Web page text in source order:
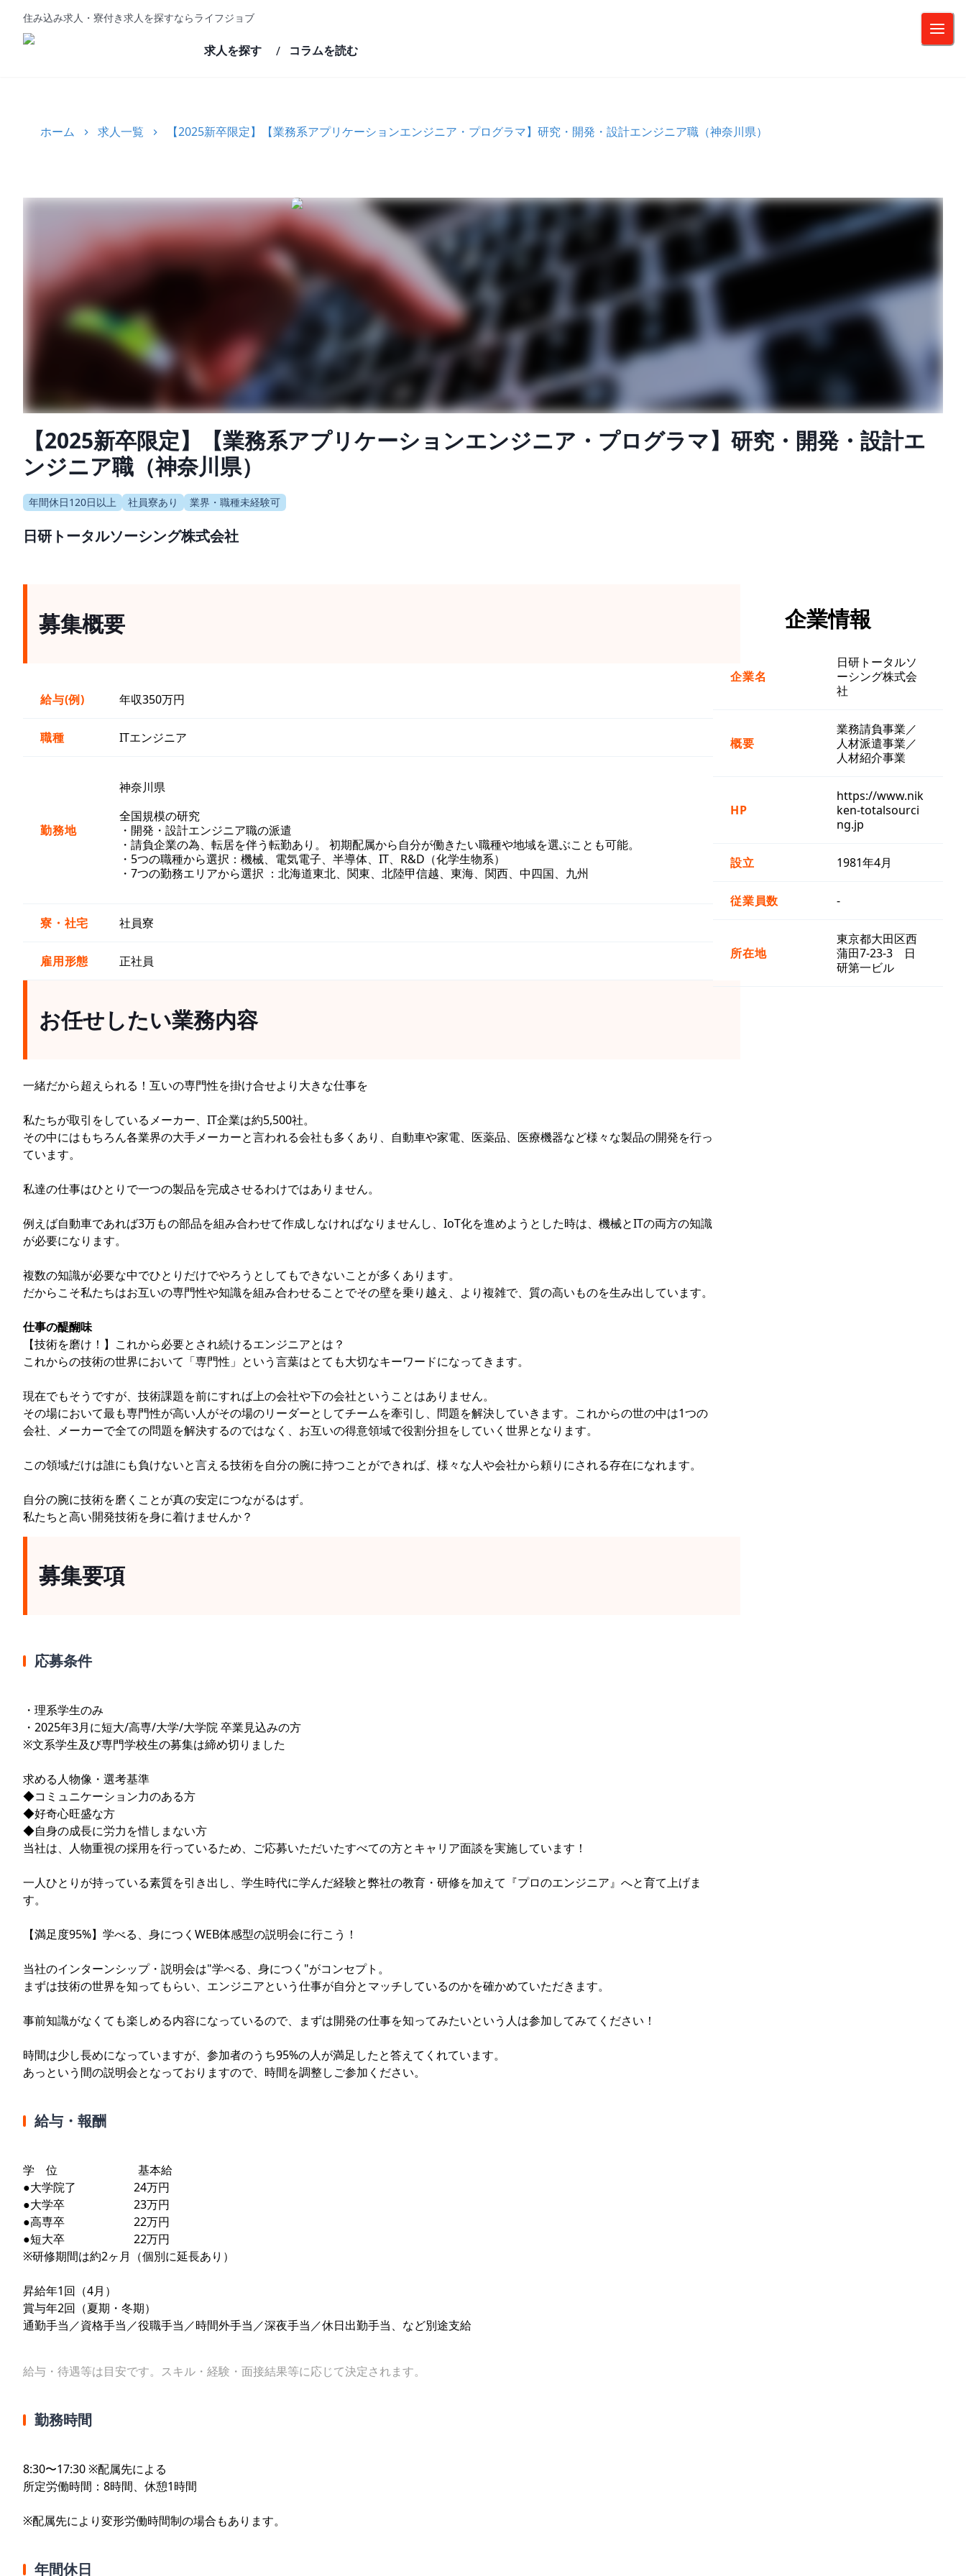
住み込み求人・寮付き求人を探すならライフジョブ
求人を探す / コラムを読む
ホーム 求人一覧 【2025新卒限定】【業務系アプリケーションエンジニア・プログラマ】研究・開発・設計エンジニア職（神奈川県）
【2025新卒限定】【業務系アプリケーションエンジニア・プログラマ】研究・開発・設計エ
ンジニア職（神奈川県）
年間休日120日以上 社員寮あり 業界・職種未経験可
日研トータルソーシング株式会社
募集概要
給与(例) 年収350万円
職種 ITエンジニア
勤務地
神奈川県
全国規模の研究
・開発・設計エンジニア職の派遣
・請負企業の為、転居を伴う転勤あり。 初期配属から自分が働きたい職種や地域を選ぶことも可能。
・5つの職種から選択：機械、電気電子、半導体、IT、R&D（化学生物系）
・7つの勤務エリアから選択 ：北海道東北、関東、北陸甲信越、東海、関西、中四国、九州
寮・社宅 社員寮
雇用形態 正社員
お任せしたい業務内容
一緒だから超えられる！互いの専門性を掛け合せより大きな仕事を
私たちが取引をしているメーカー、IT企業は約5,500社。
その中にはもちろん各業界の大手メーカーと言われる会社も多くあり、自動車や家電、医薬品、医療機器など様々な製品の開発を行っ
ています。
私達の仕事はひとりで一つの製品を完成させるわけではありません。
例えば自動車であれば3万もの部品を組み合わせて作成しなければなりませんし、IoT化を進めようとした時は、機械とITの両方の知識
が必要になります。
複数の知識が必要な中でひとりだけでやろうとしてもできないことが多くあります。
だからこそ私たちはお互いの専門性や知識を組み合わせることでその壁を乗り越え、より複雑で、質の高いものを生み出しています。
仕事の醍醐味
【技術を磨け！】これから必要とされ続けるエンジニアとは？
これからの技術の世界において「専門性」という言葉はとても大切なキーワードになってきます。
現在でもそうですが、技術課題を前にすれば上の会社や下の会社ということはありません。
その場において最も専門性が高い人がその場のリーダーとしてチームを牽引し、問題を解決していきます。これからの世の中は1つの
会社、メーカーで全ての問題を解決するのではなく、お互いの得意領域で役割分担をしていく世界となります。
この領域だけは誰にも負けないと言える技術を自分の腕に持つことができれば、様々な人や会社から頼りにされる存在になれます。
自分の腕に技術を磨くことが真の安定につながるはず。
私たちと高い開発技術を身に着けませんか？
募集要項
応募条件
・理系学生のみ
・2025年3月に短大/高専/大学/大学院 卒業見込みの方
※文系学生及び専門学校生の募集は締め切りました
求める人物像・選考基準
◆コミュニケーション力のある方
◆好奇心旺盛な方
◆自身の成長に労力を惜しまない方
当社は、人物重視の採用を行っているため、ご応募いただいたすべての方とキャリア面談を実施しています！
一人ひとりが持っている素質を引き出し、学生時代に学んだ経験と弊社の教育・研修を加えて『プロのエンジニア』へと育て上げま
す。
【満足度95%】学べる、身につくWEB体感型の説明会に行こう！
当社のインターンシップ・説明会は"学べる、身につく"がコンセプト。
まずは技術の世界を知ってもらい、エンジニアという仕事が自分とマッチしているのかを確かめていただきます。
事前知識がなくても楽しめる内容になっているので、まずは開発の仕事を知ってみたいという人は参加してみてください！
時間は少し長めになっていますが、参加者のうち95%の人が満足したと答えてくれています。
あっという間の説明会となっておりますので、時間を調整しご参加ください。
給与・報酬
学 位 基本給
●大学院了 24万円
●大学卒 23万円
●高専卒 22万円
●短大卒 22万円
※研修期間は約2ヶ月（個別に延長あり）
昇給年1回（4月）
賞与年2回（夏期・冬期）
通勤手当／資格手当／役職手当／時間外手当／深夜手当／休日出勤手当、など別途支給
給与・待遇等は目安です。スキル・経験・面接結果等に応じて決定されます。
勤務時間
8:30〜17:30 ※配属先による
所定労働時間：8時間、休憩1時間
※配属先により変形労働時間制の場合もあります。
年間休日
企業情報
企業名
日研トータルソ
ーシング株式会
社
概要
業務請負事業／
人材派遣事業／
人材紹介事業
HP
https://www.nik
ken-totalsourci
ng.jp
設立 1981年4月
従業員数 -
所在地
東京都大田区西
蒲田7-23-3 日
研第一ビル